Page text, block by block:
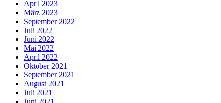
April 2023
März 2023
September 2022
Juli 2022
Juni 2022
Mai 2022
April 2022
Oktober 2021
September 2021
August 2021
Juli 2021